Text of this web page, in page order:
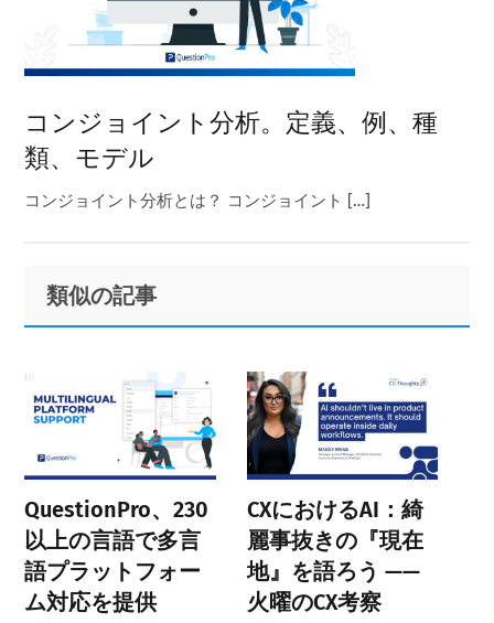
コンジョイント分析。定義、例、種
類、モデル
コンジョイント分析とは？ コンジョイント […]
Primary
Sidebar
Footer
類似の記事
QuestionPro、230
以上の言語で多言
語プラットフォー
ム対応を提供
CXにおけるAI：綺
麗事抜きの『現在
地』を語ろう ——
火曜のCX考察